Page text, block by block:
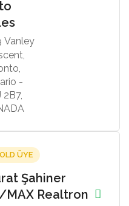
Vanley
-
2B7,
ÜYE
Şahiner
MAX Realtron